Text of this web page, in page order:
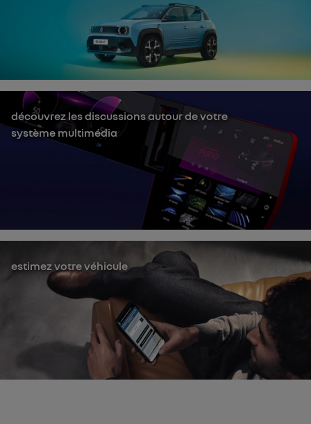
découvrez les discussions autour de votre
système multimédia
estimez votre véhicule